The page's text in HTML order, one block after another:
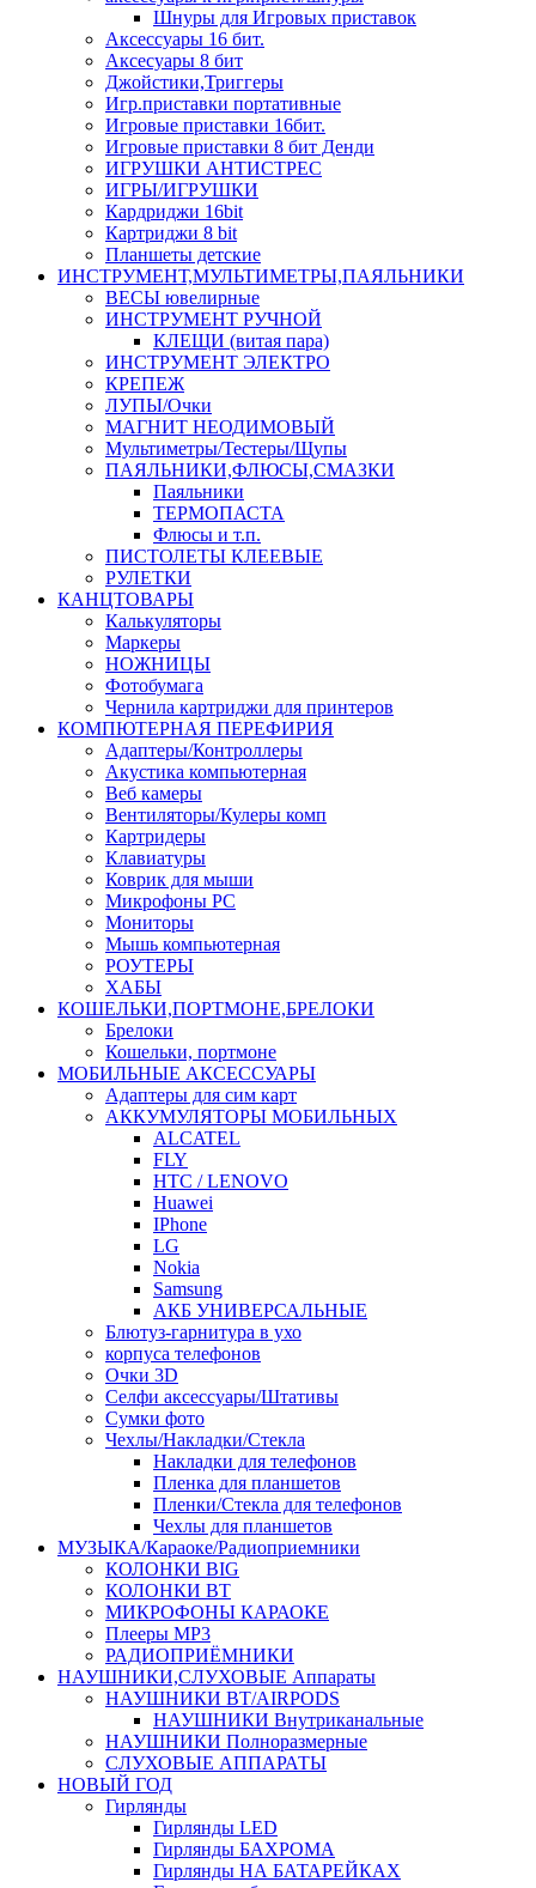
Шнуры для Игровых приставок
Аксессуары 16 бит.
Аксесуары 8 бит
Джойстики,Триггеры
Игр.приставки портативные
Игровые приставки 16бит.
Игровые приставки 8 бит Денди
ИГРУШКИ АНТИСТРЕС
ИГРЫ/ИГРУШКИ
Кардриджи 16bit
Картриджи 8 bit
Планшеты детские
ИНСТРУМЕНТ,МУЛЬТИМЕТРЫ,ПАЯЛЬНИКИ
ВЕСЫ ювелирные
ИНСТРУМЕНТ РУЧНОЙ
КЛЕЩИ (витая пара)
ИНСТРУМЕНТ ЭЛЕКТРО
КРЕПЕЖ
ЛУПЫ/Очки
МАГНИТ НЕОДИМОВЫЙ
Мультиметры/Тестеры/Щупы
ПАЯЛЬНИКИ,ФЛЮСЫ,СМАЗКИ
Паяльники
ТЕРМОПАСТА
Флюсы и т.п.
ПИСТОЛЕТЫ КЛЕЕВЫЕ
РУЛЕТКИ
КАНЦТОВАРЫ
Калькуляторы
Маркеры
НОЖНИЦЫ
Фотобумага
Чернила картриджи для принтеров
КОМПЮТЕРНАЯ ПЕРЕФИРИЯ
Адаптеры/Контроллеры
Акустика компьютерная
Веб камеры
Вентиляторы/Кулеры комп
Картридеры
Клавиатуры
Коврик для мыши
Микрофоны PC
Мониторы
Мышь компьютерная
РОУТЕРЫ
ХАБЫ
КОШЕЛЬКИ,ПОРТМОНЕ,БРЕЛОКИ
Брелоки
Кошельки, портмоне
МОБИЛЬНЫЕ АКСЕССУАРЫ
Адаптеры для сим карт
АККУМУЛЯТОРЫ МОБИЛЬНЫХ
ALCATEL
FLY
HTC / LENOVO
Huawei
IPhone
LG
Nokia
Samsung
АКБ УНИВЕРСАЛЬНЫЕ
Блютуз-гарнитура в ухо
корпуса телефонов
Очки 3D
Селфи аксессуары/Штативы
Сумки фото
Чехлы/Накладки/Стекла
Накладки для телефонов
Пленка для планшетов
Пленки/Стекла для телефонов
Чехлы для планшетов
МУЗЫКА/Караоке/Радиоприемники
КОЛОНКИ BIG
КОЛОНКИ BT
МИКРОФОНЫ КАРАОКЕ
Плееры MP3
РАДИОПРИЁМНИКИ
НАУШНИКИ,СЛУХОВЫЕ Аппараты
НАУШНИКИ BT/AIRPODS
НАУШНИКИ Внутриканальные
НАУШНИКИ Полноразмерные
СЛУХОВЫЕ АППАРАТЫ
НОВЫЙ ГОД
Гирлянды
Гирлянды LED
Гирлянды БАХРОМА
Гирлянды НА БАТАРЕЙКАХ